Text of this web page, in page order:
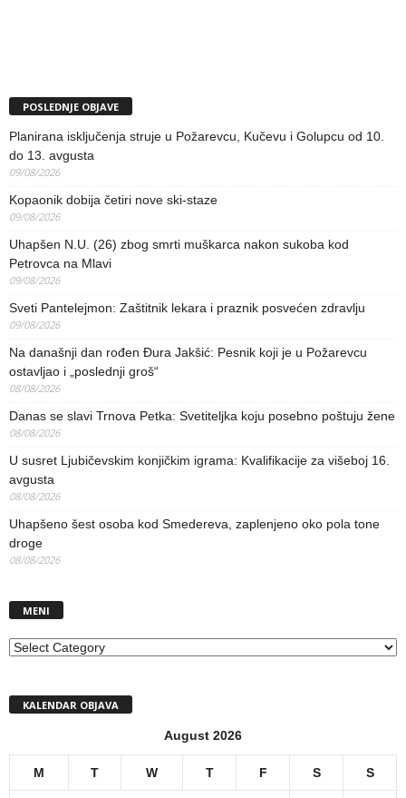
POSLEDNJE OBJAVE
Planirana isključenja struje u Požarevcu, Kučevu i Golupcu od 10.
do 13. avgusta
09/08/2026
Kopaonik dobija četiri nove ski-staze
09/08/2026
Uhapšen N.U. (26) zbog smrti muškarca nakon sukoba kod
Petrovca na Mlavi
09/08/2026
Sveti Pantelejmon: Zaštitnik lekara i praznik posvećen zdravlju
09/08/2026
Na današnji dan rođen Đura Jakšić: Pesnik koji je u Požarevcu
ostavljao i „poslednji groš“
08/08/2026
Danas se slavi Trnova Petka: Svetiteljka koju posebno poštuju žene
08/08/2026
U susret Ljubičevskim konjičkim igrama: Kvalifikacije za višeboj 16.
avgusta
08/08/2026
Uhapšeno šest osoba kod Smedereva, zaplenjeno oko pola tone
droge
08/08/2026
MENI
MENI
KALENDAR OBJAVA
August 2026
M T W T F S S